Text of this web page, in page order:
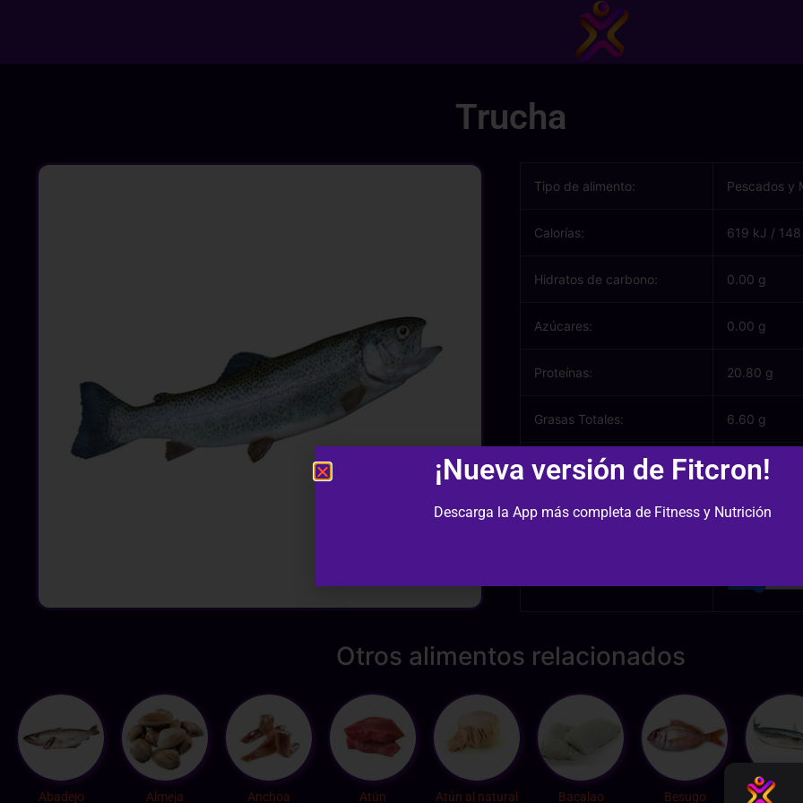
Trucha
Tipo de alimento: Pescados y
Calorías: 619 kJ /
Hidratos de carbono: 0.00 g
Azúcares: 0.00 g
Proteínas: 20.80 g
Grasas Totales: 6.60 g
Grasas Saturadas: 1.10 g
Cantidad (gr):
Otros alimentos relacionados
Abadejo Almeja Anchoa Atún Atún al natural Bacalao Besugo Caballa
¡Nueva versión de Fitcron!
Descarga la App más completa de Fitness y Nutrición